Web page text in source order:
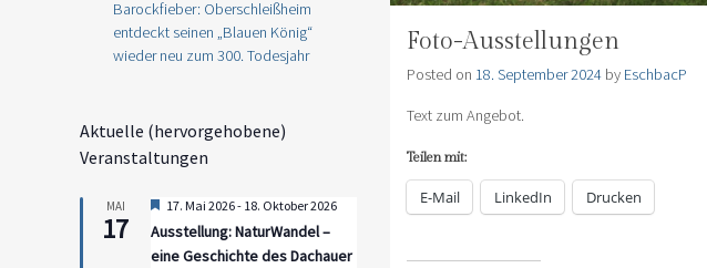
Foto-Ausstellungen
Posted on 18. September 2024 by EschbacP
Text zum Angebot.
Teilen mit:
E-Mail LinkedIn Drucken
Barockfieber: Oberschleißheim
entdeckt seinen „Blauen König“
wieder neu zum 300. Todesjahr
Aktuelle (hervorgehobene)
Veranstaltungen
MAI
17
Hervorgehoben
17. Mai 2026- 18. Oktober 2026
Ausstellung: NaturWandel –
eine Geschichte des Dachauer